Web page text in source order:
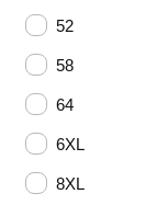
52
58
64
6XL
8XL